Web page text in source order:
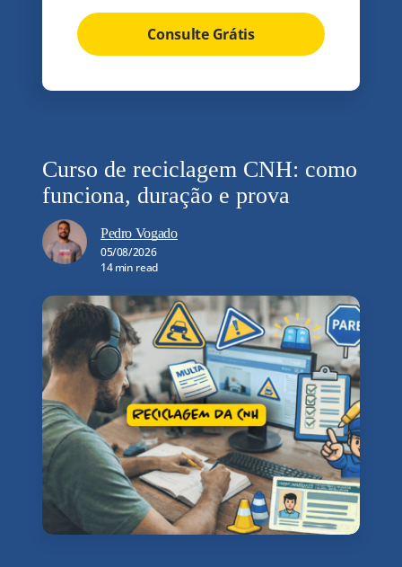
Consulte Grátis
Curso de reciclagem CNH: como
funciona, duração e prova
Pedro Vogado
05/08/2026
14 min read